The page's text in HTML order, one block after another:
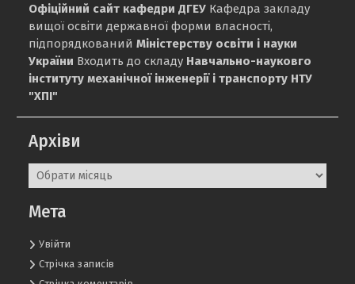
Офіційний сайт кафедри ДГЕУ Кафедра закладу
вищої освіти державної форми власності,
підпорядкованийМіністерству освіти і науки
України Входить до складу Навчально-науковго
інституту механічної інженерії і транспорту НТУ
"ХПІ"
Архіви
Архіви
Мета
Увійти
Стрічка записів